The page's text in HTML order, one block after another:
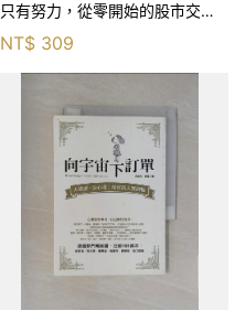
只有努力，從零開始的股市交易
員_巨人傑
NT$ 309